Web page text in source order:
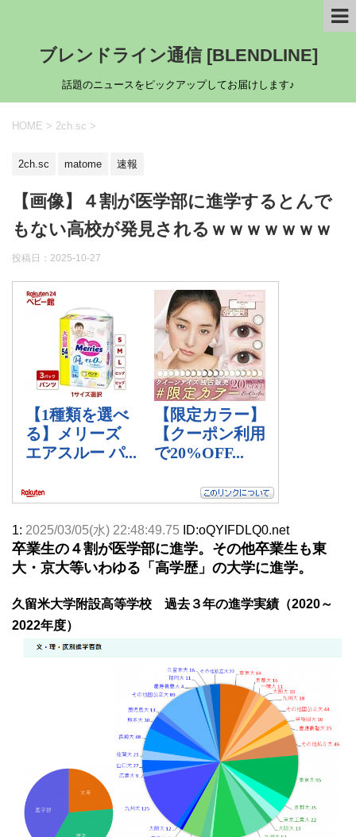
ブレンドライン通信 [BLENDLINE]
話題のニュースをピックアップしてお届けします♪
HOME > 2ch.sc >
2ch.sc matome 速報
【画像】４割が医学部に進学するとんで
もない高校が発見されるｗｗｗｗｗｗｗ
投稿日： 2025-10-27
1: 2025/03/05(水) 22:48:49.75 ID:oQYIFDLQ0.net
卒業生の４割が医学部に進学。その他卒業生も東
大・京大等いわゆる「高学歴」の大学に進学。
久留米大学附設高等学校 過去３年の進学実績（2020～
2022年度）